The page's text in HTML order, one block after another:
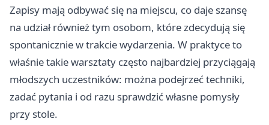
Zapisy mają odbywać się na miejscu, co daje szansę
na udział również tym osobom, które zdecydują się
spontanicznie w trakcie wydarzenia. W praktyce to
właśnie takie warsztaty często najbardziej przyciągają
młodszych uczestników: można podejrzeć techniki,
zadać pytania i od razu sprawdzić własne pomysły
przy stole.